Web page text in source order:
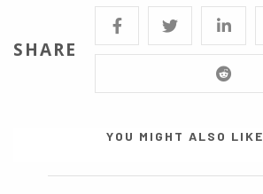
SHARE
YOU MIGHT ALSO LIKE